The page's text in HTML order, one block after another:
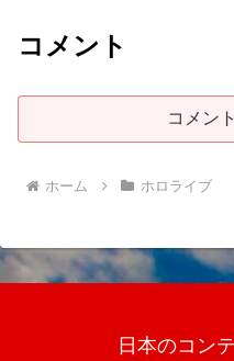
コメント
コメン
ホーム ホロライブ
日本のコン